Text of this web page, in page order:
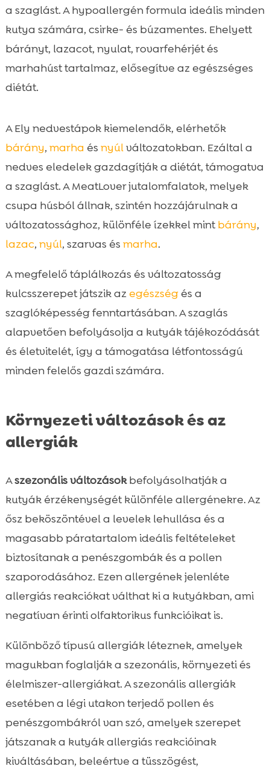
a szaglást. A hypoallergén formula ideális minden
kutya számára, csirke- és búzamentes. Ehelyett
bárányt, lazacot, nyulat, rovarfehérjét és
marhahúst tartalmaz, elősegítve az egészséges
diétát.
A Ely nedvestápok kiemelendők, elérhetők
bárány, marha és nyúlváltozatokban. Ezáltal a
nedves eledelek gazdagítják a diétát, támogatva
a szaglást. A MeatLover jutalomfalatok, melyek
csupa húsból állnak, szintén hozzájárulnak a
változatossághoz, különféle ízekkel mintbárány,
lazac, nyúl, szarvas és marha.
A megfelelő táplálkozás és változatosság
kulcsszerepet játszik az egészségés a
szaglóképesség fenntartásában. A szaglás
alapvetően befolyásolja a kutyák tájékozódását
és életvitelét, így a támogatása létfontosságú
minden felelős gazdi számára.
Környezeti változások és az
allergiák
Aszezonális változásokbefolyásolhatják a
kutyák érzékenységét különféle allergénekre. Az
ősz beköszöntével a levelek lehullása és a
magasabb páratartalom ideális feltételeket
biztosítanak a penészgombák és a pollen
szaporodásához. Ezen allergének jelenléte
allergiás reakciókat válthat ki a kutyákban, ami
negatívan érinti olfaktorikus funkcióikat is.
Különböző típusú allergiák léteznek, amelyek
magukban foglalják a szezonális, környezeti és
élelmiszer-allergiákat. A szezonális allergiák
esetében a légi utakon terjedő pollen és
penészgombákról van szó, amelyek szerepet
játszanak a kutyák allergiás reakcióinak
kiváltásában, beleértve a tüsszögést,